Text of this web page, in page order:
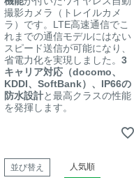
撮影カメラ（トレイルカメ
ラ）です。LTE高速通信でこ
れまでの通信モデルにはない
スピード送信が可能になり、
省電力化を実現しました。 3
キャリア対応（docomo、
KDDI、SoftBank）、IP66の
防水設計と最高クラスの性能
を発揮します。
並び替え 人気順